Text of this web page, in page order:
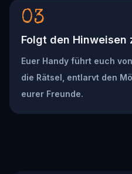
03
Folgt den Hinweisen
Euer Handy führt euch
die Rätsel, entlarvt den
eurer Freunde.